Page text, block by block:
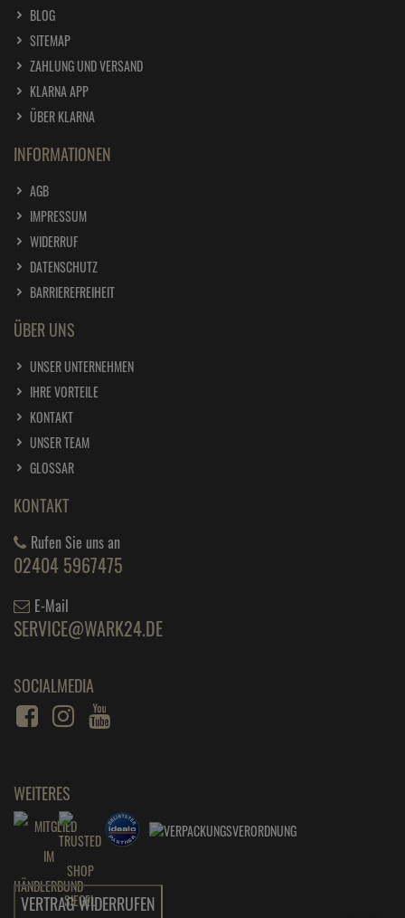
BLOG
SITEMAP
ZAHLUNG UND VERSAND
KLARNA APP
ÜBER KLARNA
INFORMATIONEN
AGB
IMPRESSUM
WIDERRUF
DATENSCHUTZ
BARRIEREFREIHEIT
ÜBER UNS
UNSER UNTERNEHMEN
IHRE VORTEILE
KONTAKT
UNSER TEAM
GLOSSAR
KONTAKT
Rufen Sie uns an
02404 5967475
E-Mail
SERVICE@WARK24.DE
SOCIALMEDIA
WEITERES
VERTRAG WIDERRUFEN